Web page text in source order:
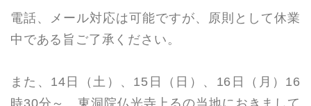
電話、メール対応は可能ですが、原則として休業
中である旨ご了承ください。
また、14日（土）、15日（日）、16日（月）16